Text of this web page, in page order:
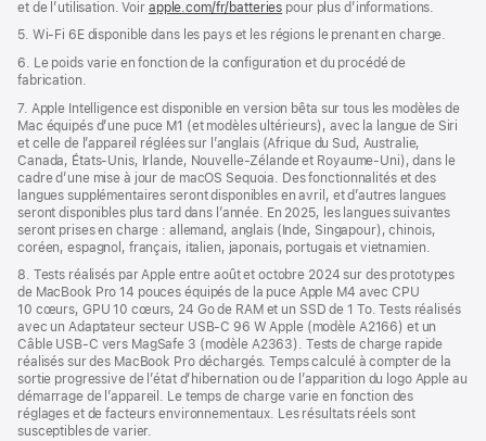
et de l’utilisation. Voir apple.com/fr/batteries pour plus d’informations.
5. Wi-Fi 6E disponible dans les pays et les régions le prenant en charge.
6. Le poids varie en fonction de la configuration et du procédé de
fabrication.
7. Apple Intelligence est disponible en version bêta sur tous les modèles de
Mac équipés d’une puce M1 (et modèles ultérieurs), avec la langue de Siri
et celle de l’appareil réglées sur l’anglais (Afrique du Sud, Australie,
Canada, États-Unis, Irlande, Nouvelle-Zélande et Royaume-Uni), dans le
cadre d’une mise à jour de macOS Sequoia. Des fonctionnalités et des
langues supplémentaires seront disponibles en avril, et d’autres langues
seront disponibles plus tard dans l’année. En 2025, les langues suivantes
seront prises en charge : allemand, anglais (Inde, Singapour), chinois,
coréen, espagnol, français, italien, japonais, portugais et vietnamien.
8. Tests réalisés par Apple entre août et octobre 2024 sur des prototypes
de MacBook Pro 14 pouces équipés de la puce Apple M4 avec CPU
10 cœurs, GPU 10 cœurs, 24 Go de RAM et un SSD de 1 To. Tests réalisés
avec un Adaptateur secteur USB-C 96 W Apple (modèle A2166) et un
Câble USB-C vers MagSafe 3 (modèle A2363). Tests de charge rapide
réalisés sur des MacBook Pro déchargés. Temps calculé à compter de la
sortie progressive de l’état d’hibernation ou de l’apparition du logo Apple au
démarrage de l’appareil. Le temps de charge varie en fonction des
réglages et de facteurs environnementaux. Les résultats réels sont
susceptibles de varier.